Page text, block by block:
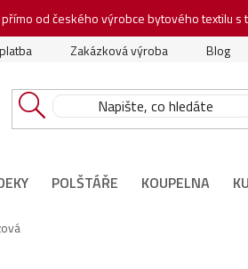
od českého výrobce bytového textilu s
Zakázková výroba Blog
POLŠTÁŘE KOUPELNA